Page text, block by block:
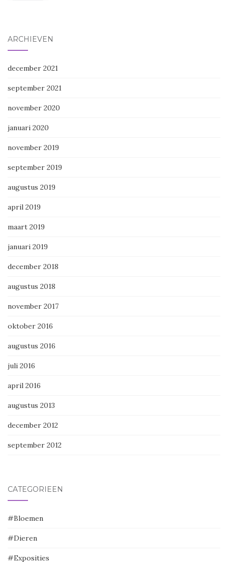
ARCHIEVEN
december 2021
september 2021
november 2020
januari 2020
november 2019
september 2019
augustus 2019
april 2019
maart 2019
januari 2019
december 2018
augustus 2018
november 2017
oktober 2016
augustus 2016
juli 2016
april 2016
augustus 2013
december 2012
september 2012
CATEGORIEËN
#Bloemen
#Dieren
#Exposities